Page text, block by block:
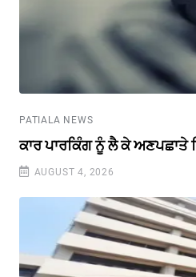
PATIALA NEWS
ਕਾਰ ਪਾਰਕਿੰਗ ਨੂੰ ਲੈ ਕੇ
AUGUST 4, 2026